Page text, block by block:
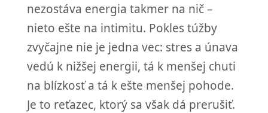
nezostáva energia takmer na nič –
nieto ešte na intimitu. Pokles túžby
zvyčajne nie je jedna vec: stres a únava
vedú k nižšej energii, tá k menšej chuti
na blízkosť a tá k ešte menšej pohode.
Je to reťazec, ktorý sa však dá prerušiť.